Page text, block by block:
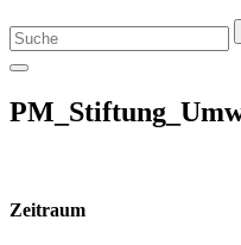
Zeitraum